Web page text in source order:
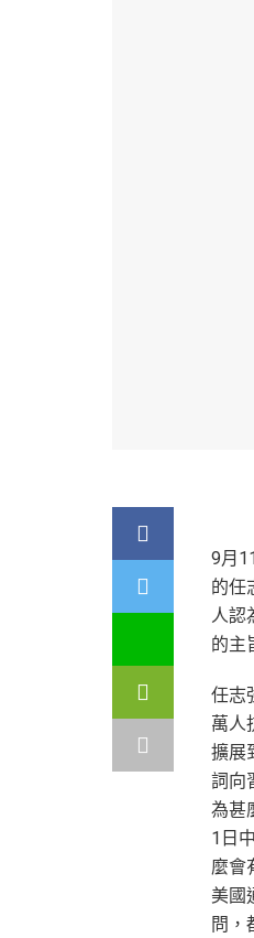
9月
的任
人認
的主
任志
萬人
擴展
詞向
為甚
1日
麼會
美國
問，